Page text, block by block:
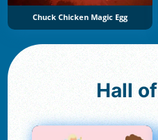
Chuck Chicken Magic Egg
Hall of